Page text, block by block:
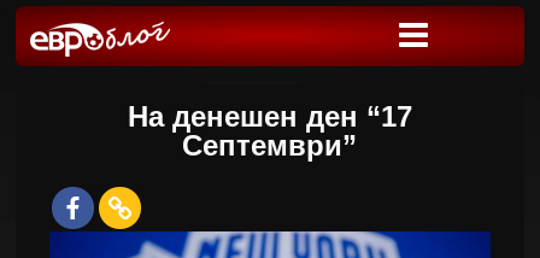
На денешен ден “17
Септември”